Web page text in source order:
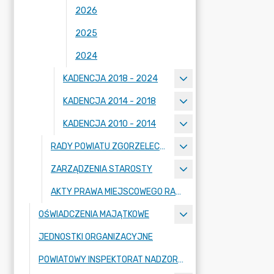
2026
2025
2024
KADENCJA 2018 - 2024
KADENCJA 2014 - 2018
KADENCJA 2010 - 2014
RADY POWIATU ZGORZELECKIEGO
ZARZĄDZENIA STAROSTY
AKTY PRAWA MIEJSCOWEGO RADY POWIATU ZGORZELECKIEGO
OŚWIADCZENIA MAJĄTKOWE
JEDNOSTKI ORGANIZACYJNE
POWIATOWY INSPEKTORAT NADZORU BUDOWLANEGO